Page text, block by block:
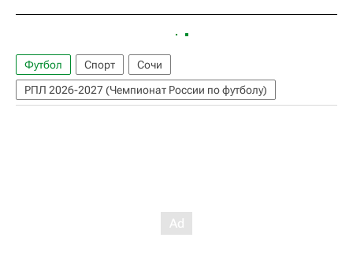
Футбол Спорт
Сочи
РПЛ 2026-2027 (Чемпионат России по футболу)